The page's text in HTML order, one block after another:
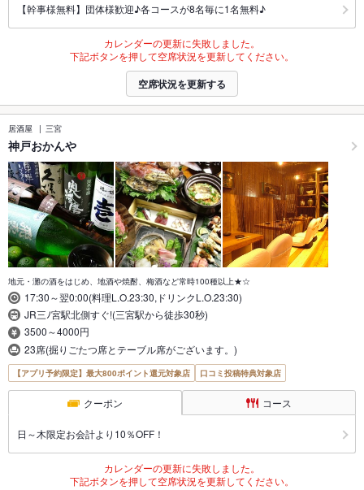
【幹事様無料】団体様歓迎♪各コースが8名毎に1名無料♪
カレンダーの更新に失敗しました。
下記ボタンを押して空席状況を更新してください。
空席状況を更新する
居酒屋 三宮
神戸おかんや
地元・灘の酒をはじめ、地酒や焼酎、梅酒など常時100種以上★☆
17:30～翌0:00(料理L.O.23:30,ドリンクL.O.23:30)
JR三ﾉ宮駅北側すぐ!(三宮駅から徒歩30秒)
3500～4000円
23席(掘りごたつ席とテーブル席がございます。)
【アプリ予約限定】最大800ポイント還元対象店 口コミ投稿特典対象店
クーポン コース
日～木限定お会計より10％OFF！
カレンダーの更新に失敗しました。
下記ボタンを押して空席状況を更新してください。